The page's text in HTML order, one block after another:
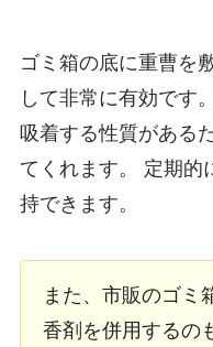
ゴミ箱の底に重曹を
して非常に有効です
吸着する性質がある
てくれます。 定期的
持できます。
また、市販のゴミ
香剤を併用するの